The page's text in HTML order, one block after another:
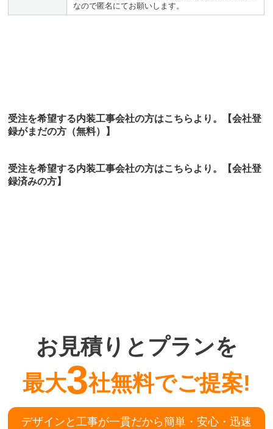
なので匿名にてお願いします。
受注を希望する内装工事会社の方はこちらより。【会社登
録がまだの方（無料）】
受注を希望する内装工事会社の方はこちらより。
【会社登
録済みの方】
お見積りとプランを
最大3社無料でご提案!
デザインと工事が一貫だから簡単・安心・迅速